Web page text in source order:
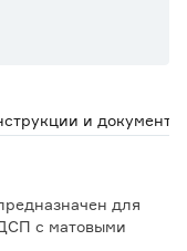
и документы
для
с матовыми